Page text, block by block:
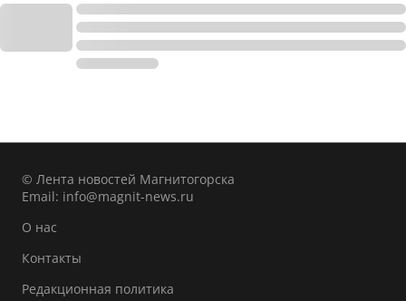
© Лента новостей Магнитогорска
Email: info@magnit-news.ru
О нас
Контакты
Редакционная политика